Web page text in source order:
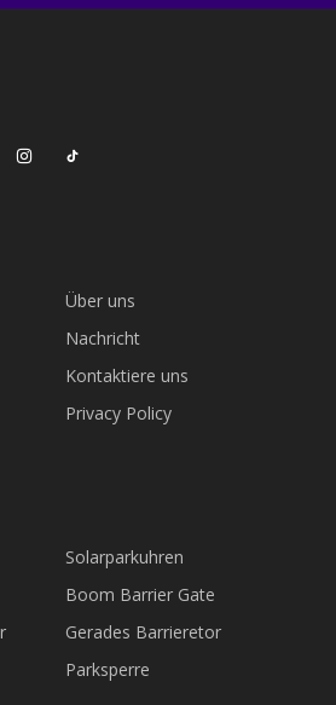
Über uns
Nachricht
Kontaktiere uns
Privacy Policy
Solarparkuhren
Boom Barrier Gate
Gerades Barrieretor
Parksperre